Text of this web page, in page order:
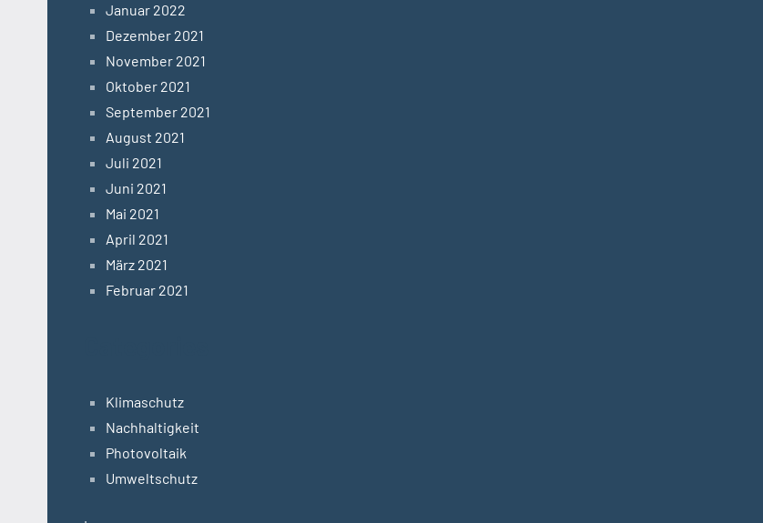
Januar 2022
Dezember 2021
November 2021
Oktober 2021
September 2021
August 2021
Juli 2021
Juni 2021
Mai 2021
April 2021
März 2021
Februar 2021
Klimaschutz
Nachhaltigkeit
Photovoltaik
Umweltschutz